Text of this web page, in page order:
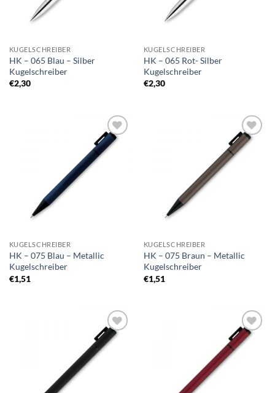
KUGELSCHREIBER
HK – 065 Blau – Silber
Kugelschreiber
€2,30
KUGELSCHREIBER
HK – 065 Rot- Silber
Kugelschreiber
€2,30
Auf die
Merkliste
KUGELSCHREIBER
HK – 075 Blau – Metallic
Kugelschreiber
€1,51
Auf die
Merkliste
KUGELSCHREIBER
HK – 075 Braun – Metallic
Kugelschreiber
€1,51
Auf die
Merkliste
Auf die
Merkliste